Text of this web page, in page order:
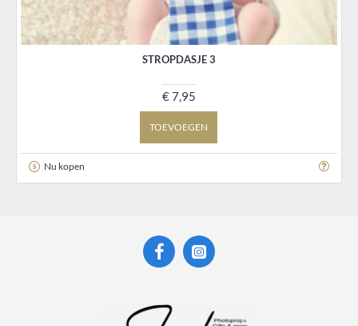
STROPDASJE 3
€ 7,95
TOEVOEGEN
Nu kopen